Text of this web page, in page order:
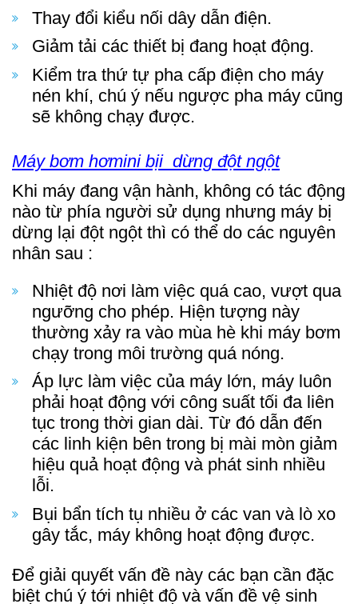
Thay đổi kiểu nối dây dẫn điện.
Giảm tải các thiết bị đang hoạt động.
Kiểm tra thứ tự pha cấp điện cho máy
nén khí, chú ý nếu ngược pha máy cũng
sẽ không chạy được.
Máy bơm hơmini bịi dừng đột ngột
Khi máy đang vận hành, không có tác động
nào từ phía người sử dụng nhưng máy bị
dừng lại đột ngột thì có thể do các nguyên
nhân sau :
Nhiệt độ nơi làm việc quá cao, vượt qua
ngưỡng cho phép. Hiện tượng này
thường xảy ra vào mùa hè khi máy bơm
chạy trong môi trường quá nóng.
Áp lực làm việc của máy lớn, máy luôn
phải hoạt động với công suất tối đa liên
tục trong thời gian dài. Từ đó dẫn đến
các linh kiện bên trong bị mài mòn giảm
hiệu quả hoạt động và phát sinh nhiều
lỗi.
Bụi bẩn tích tụ nhiều ở các van và lò xo
gây tắc, máy không hoạt động được.
Để giải quyết vấn đề này các bạn cần đặc
biệt chú ý tới nhiệt độ và vấn đề vệ sinh